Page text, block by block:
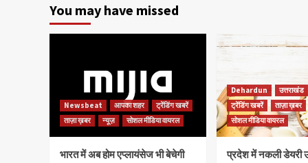
You may have missed
Newsbeat आपका शहर
ट्रेंडिंग खबरें
ताज़ा ख़बर
न्यूज़ सोशल मीडिया वायरल
भारत में अब होम एप्लायंसेज भी बेचेगी
Dehardun उत्तराखंड
ट्रेंडिंग खबरें
ताज़ा ख़बर
सोशल मीडिया वायरल
प्रदेश में नकली डेयरी